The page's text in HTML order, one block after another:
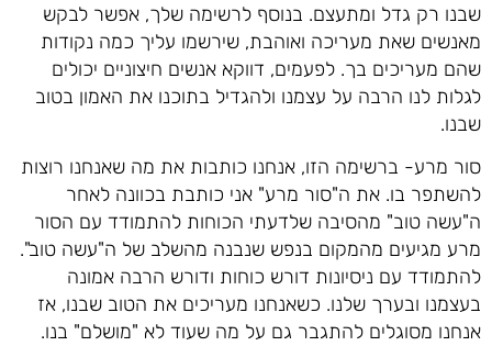
שבנו רק גדל ומתעצם. בנוסף לרשימה שלך, אפשר לבקש
מאנשים שאת מעריכה ואוהבת, שירשמו עליך כמה נקודות
שהם מעריכים בך. לפעמים, דווקא אנשים חיצוניים יכולים
לגלות לנו הרבה על עצמנו ולהגדיל בתוכנו את האמון בטוב
שבנו.
סור מרע- ברשימה הזו, אנחנו כותבות את מה שאנחנו רוצות
להשתפר בו. את ה"סור מרע" אני כותבת בכוונה לאחר
ה"עשה טוב" מהסיבה שלדעתי הכוחות להתמודד עם הסור
מרע מגיעים מהמקום בנפש שנבנה מהשלב של ה"עשה טוב".
להתמודד עם ניסיונות דורש כוחות ודורש הרבה אמונה
בעצמנו ובערך שלנו. כשאנחנו מעריכים את הטוב שבנו, אז
אנחנו מסוגלים להתגבר גם על מה שעוד לא "מושלם" בנו.